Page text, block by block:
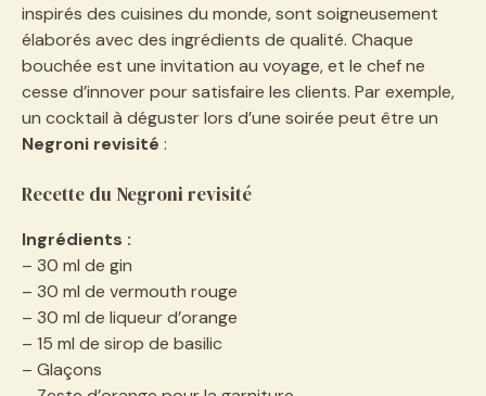
inspirés des cuisines du monde, sont soigneusement
élaborés avec des ingrédients de qualité. Chaque
bouchée est une invitation au voyage, et le chef ne
cesse d’innover pour satisfaire les clients. Par exemple,
un cocktail à déguster lors d’une soirée peut être un
Negroni revisité :
Recette du Negroni revisité
Ingrédients :
– 30 ml de gin
– 30 ml de vermouth rouge
– 30 ml de liqueur d’orange
– 15 ml de sirop de basilic
– Glaçons